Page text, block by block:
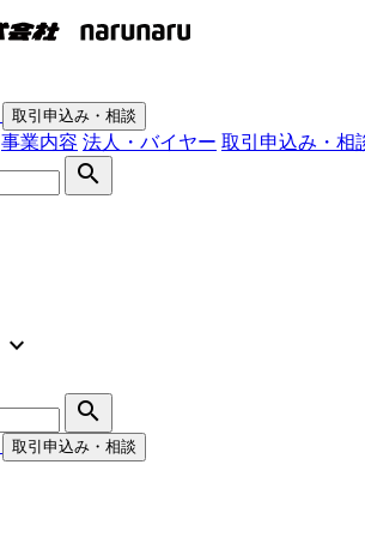
取引申込み・相談
事業内容 法人・バイヤー 取引申込み・相
search
expand_more
search
取引申込み・相談